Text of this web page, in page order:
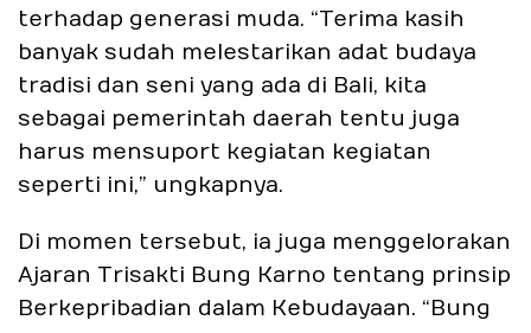
terhadap generasi muda. “Terima kasih
banyak sudah melestarikan adat budaya
tradisi dan seni yang ada di Bali, kita
sebagai pemerintah daerah tentu juga
harus mensuport kegiatan kegiatan
seperti ini,” ungkapnya.
Di momen tersebut, ia juga menggelorakan
Ajaran Trisakti Bung Karno tentang prinsip
Berkepribadian dalam Kebudayaan. “Bung